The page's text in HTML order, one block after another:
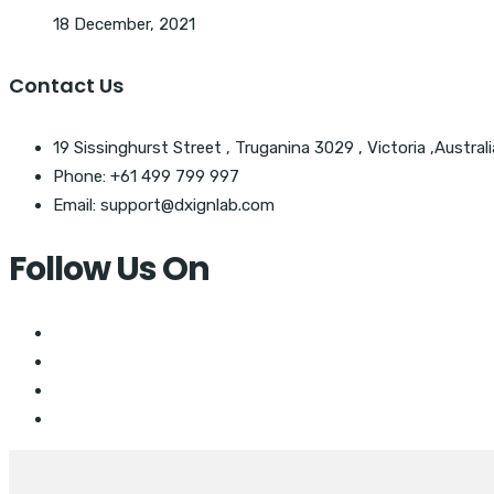
18 December, 2021
Contact Us
19 Sissinghurst Street , Truganina 3029 , Victoria
Phone: +61 499 799 997
Email: support@dxignlab.com
Follow Us On